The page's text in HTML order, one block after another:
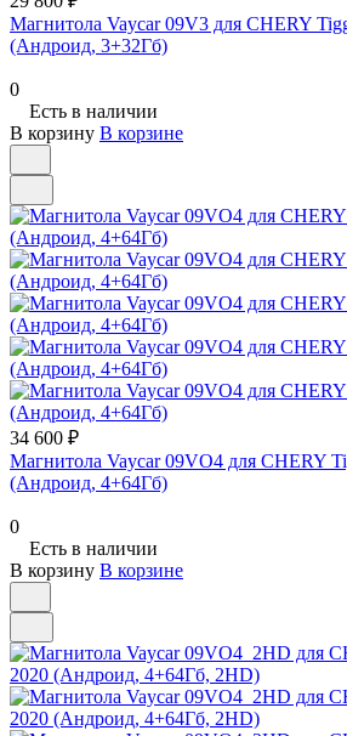
Магнитола Vaycar 09V3 для CHERY
(Андроид, 3+32Гб)
0
Есть в наличии
В корзину В корзине
34 600 ₽
Магнитола Vaycar 09VO4 для CHERY
(Андроид, 4+64Гб)
0
Есть в наличии
В корзину В корзине